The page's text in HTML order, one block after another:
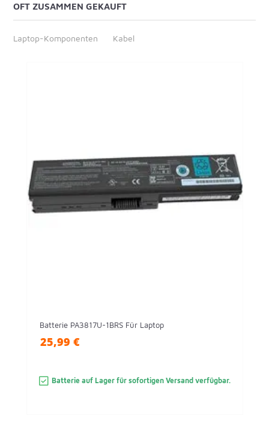
OFT ZUSAMMEN GEKAUFT
Laptop-Komponenten Kabel
Batterie PA3817U-1BRS Für Laptop
25,99 €
Batterie auf Lager für sofortigen Versand verfügbar.